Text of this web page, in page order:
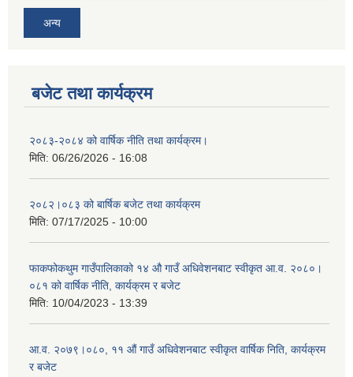
अन्य
बजेट तथा कार्यक्रम
२०८३-२०८४ को वार्षिक नीति तथा कार्यक्रम।
मिति: 06/26/2026 - 16:08
२०८२।०८३ को बार्षिक बजेट तथा कार्यक्रम
मिति: 07/17/2025 - 10:00
फाकफोकथुम गाउँपालिकाको १४ औ गाउँ अधिवेशनबाट स्वीकृत आ.व. २०८०।
०८१ को वार्षिक नीति, कार्यक्रम र बजेट
मिति: 10/04/2023 - 13:39
आ.व. २०७९।०८०, ११ औं गाउँ अधिवेशनबाट स्वीकृत वार्षिक निति, कार्यक्रम
र बजेट